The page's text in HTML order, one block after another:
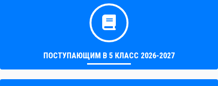
ПОСТУПАЮЩИМ В 5 КЛАСС 2026-2027